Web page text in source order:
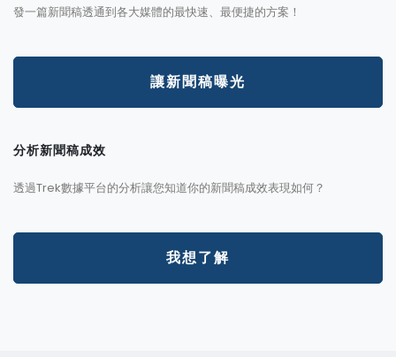
發一篇新聞稿透通到各大媒體的最快速、最便捷的方案！
讓新聞稿曝光
分析新聞稿成效
透過Trek數據平台的分析讓您知道你的新聞稿成效表現如何？
我想了解